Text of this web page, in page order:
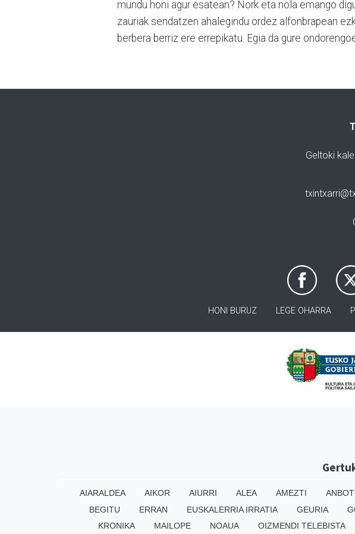
mundu honi agur esatean? Nork eta nola emango
zauriak sendatzen ahalegindu ordez alfonbrapean
berbera berriz ere errepikatu. Egia da gure
Geltoki
HONI BURUZ LEGE OHARRA
AIARALDEA AIKOR AIURRI ALEA AMEZTI
BEGITU
ERRAN EUSKALERRIA IRRATIA GEURIA
KRONIKA
MAILOPE NOAUA OIZMENDI TELEBISTA